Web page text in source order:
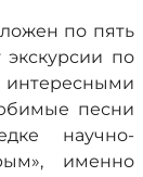
по пять
по
песни
научно-
именно